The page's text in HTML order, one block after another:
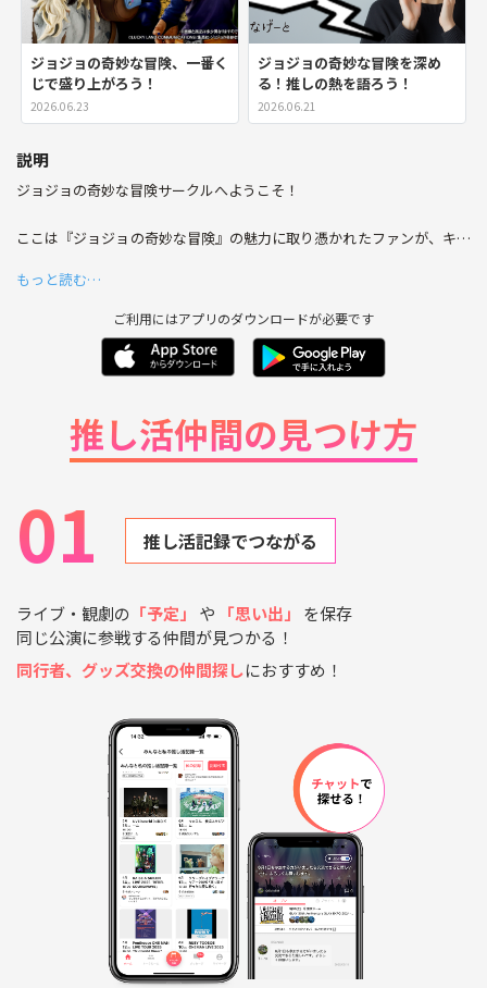
ジョジョの奇妙な冒険、一番く
じで盛り上がろう！
2026.06.23
ジョジョの奇妙な冒険を深め
る！推しの熱を語ろう！
2026.06.21
説明
ジョジョの奇妙な冒険サークルへようこそ！
ここは『ジョジョの奇妙な冒険』の魅力に取り憑かれたファンが、キャ
す。各部ごとの名シーンや名言、そして作品全体に漂う独特の雰囲気
に、心奪われるあなた、ぜひ一度遊びに来てください👀
お気に入りのポーズやあの熱いバトルシーンなど、自由に語り合う場と
して、みんなで楽しい時間を過ごしましょう！
もっと読む…
ご利用にはアプリのダウンロードが必要です
推し活仲間の見つけ方
01 推し活記録でつながる
ライブ・観劇の 「予定」 や 「思い出」
を保存
同じ公演に参戦する仲間が見つかる！
同行者、グッズ交換の仲間探しにおすすめ！